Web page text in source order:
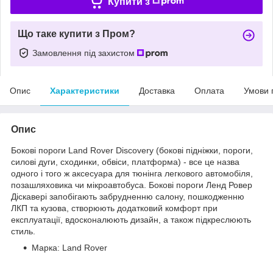
Що таке купити з Пром?
Замовлення під захистом
Опис Характеристики Доставка Оплата Умови
Опис
Бокові пороги Land Rover Discovery (бокові підніжки, пороги,
силові дуги, сходинки, обвіси, платформа) - все це назва
одного і того ж аксесуара для тюнінга легкового автомобіля,
позашляховика чи мікроавтобуса. Бокові пороги Ленд Ровер
Діскавері запобігають забрудненню салону, пошкодженню
ЛКП та кузова, створюють додатковий комфорт при
експлуатації, вдосконалюють дизайн, а також підкреслюють
стиль.
Марка: Land Rover